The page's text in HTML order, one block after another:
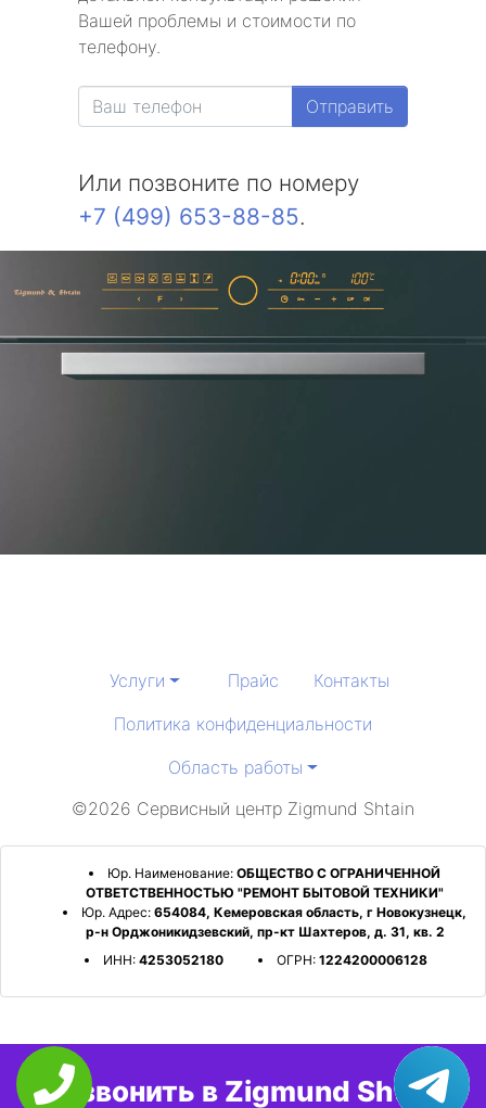
Вашей проблемы и стоимости по
телефону.
Отправить
Или позвоните по номеру
+7 (499) 653-88-85.
Услуги Прайс
Контакты
Политика конфиденциальности
Область работы
©2026 Сервисный центр Zigmund Shtain
Юр. Наименование: ОБЩЕСТВО С ОГРАНИЧЕННОЙ
ОТВЕТСТВЕННОСТЬЮ "РЕМОНТ БЫТОВОЙ ТЕХНИКИ"
Юр. Адрес: 654084, Кемеровская область, г Новокузнецк,
р-н Орджоникидзевский, пр-кт Шахтеров, д. 31, кв. 2
ИНН: 4253052180 ОГРН: 1224200006128
Позвонить в Zigmund Shtain